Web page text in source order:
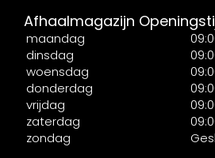
Afhaalmagazijn
maandag
dinsdag
woensdag
donderdag
vrijdag
zaterdag
zondag